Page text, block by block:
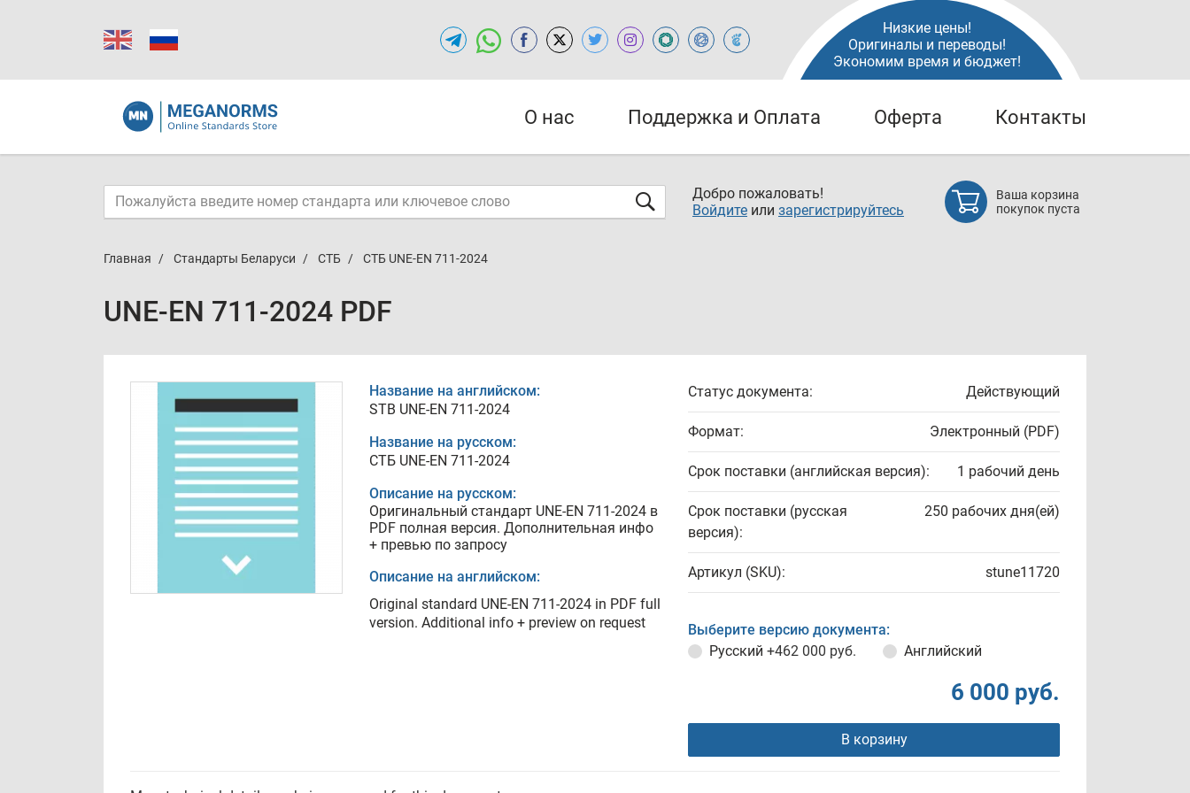
Низкие цены!
Оригиналы и переводы!
Экономим время и бюджет!
О нас Поддержка и Оплата Оферта Контакты
Добро пожаловать!
Войдите или зарегистрируйтесь
Ваша корзина
покупок пуста
Главная Стандарты Беларуси СТБ СТБ UNE-EN 711-2024
UNE-EN 711-2024 PDF
Название на английском:
STB UNE-EN 711-2024
Название на русском:
СТБ UNE-EN 711-2024
Описание на русском:
Оригинальный стандарт UNE-EN 711-2024 в
PDF полная версия. Дополнительная инфо
+ превью по запросу
Описание на английском:
Original standard UNE-EN 711-2024 in PDF full
version. Additional info + preview on request
Статус документа: Действующий
Формат: Электронный (PDF)
Срок поставки (английская версия): 1 рабочий день
Срок поставки (русская
версия):
250 рабочих дня(ей)
Артикул (SKU): stune11720
Выберите версию документа:
Русский +462 000 руб. Английский
6 000 руб.
В корзину